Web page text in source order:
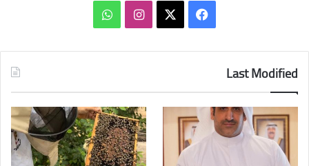
فيسبوك انستقرامواتساب
Last Modified